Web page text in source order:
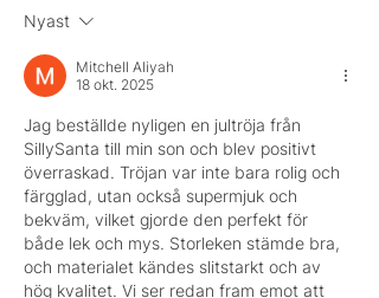
Coromant.
Nyast
Mitchell Aliyah
18 okt. 2025
Jag beställde nyligen en jultröja från
SillySanta till min son och blev positivt
överraskad. Tröjan var inte bara rolig och
färgglad, utan också supermjuk och
bekväm, vilket gjorde den perfekt för
både lek och mys. Storleken stämde bra,
och materialet kändes slitstarkt och av
hög kvalitet. Vi ser redan fram emot att